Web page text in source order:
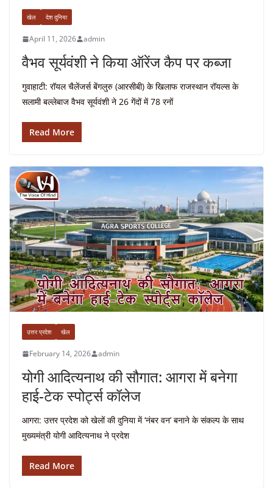
खेल देश दुनिया
April 11, 2026 admin
वैभव सूर्यवंशी ने किया ऑरेंज कैप पर कब्जा
गुवाहाटी: रॉयल चैलेंजर्स बेंगलुरु (आरसीबी) के खिलाफ राजस्थान रॉयल्स के
सलामी बल्लेबाज वैभव सूर्यवंशी ने 26 गेंदों में 78 रनों
Read More
उत्तर प्रदेश खेल
February 14, 2026 admin
योगी आदित्यनाथ की सौगात: आगरा में बनेगा
हाई-टेक स्पोर्ट्स कॉलेज
आगरा: उत्तर प्रदेश को खेलों की दुनिया में ‘नंबर वन’ बनाने के संकल्प के साथ
मुख्यमंत्री योगी आदित्यनाथ ने प्रदेश
Read More